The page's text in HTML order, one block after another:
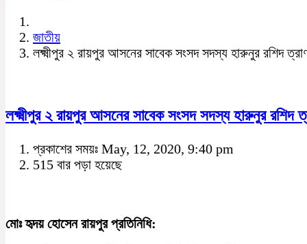
জাতীয়
লক্ষ্মীপুর ২ রায়পুর আসনের সাবেক সংসদ সদস্য হারুনুর রশিদ
লক্ষ্মীপুর ২ রায়পুর আসনের সাবেক সংসদ সদস্য হারুনুর রশিদ
প্রকাশের সময়ঃ May, 12, 2020, 9:40 pm
515 বার পড়া হয়েছে
মোঃ হৃদয় হোসেন রায়পুর প্রতিনিধি: